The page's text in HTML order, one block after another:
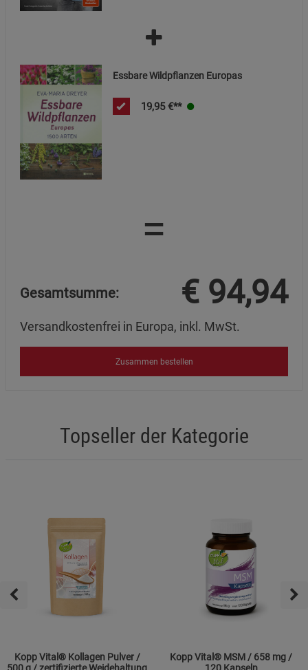
Essbare Wildpflanzen Europas
19,95 €**
=
Gesamtsumme: € 94,94
Versandkostenfrei in Europa, inkl. MwSt.
Zusammen bestellen
Topseller der Kategorie
Kopp Vital® Kollagen Pulver /
500 g / zertifizierte Weidehaltung
Kopp Vital® MSM / 658 mg /
120 Kapseln